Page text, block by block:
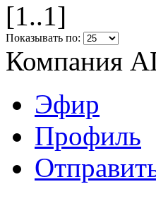
[1..1]
Показывать по:
Компания
Эфир
Профиль